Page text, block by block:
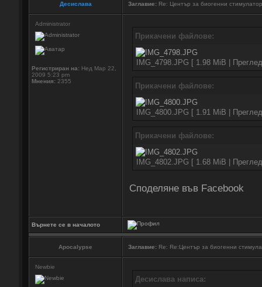
Десислава Заглавие: Re: Център за биогенни
Administrator
Регистриран на: Нед Мар 22,
2009 5:23 pm
Мнения: 2355
Прикачени файлове:
IMG_4798.JPG [ 1.98 MiB |
Прикачени файлове:
IMG_4800.JPG [ 1.91 MiB |
Прикачени файлове:
IMG_4802.JPG [ 1.68 MiB |
Споделяне във Facebook
Върнете се в началото
Apocalypse Заглавие: Re: Re:Център за биогенни
Newbie
Десислава написа: